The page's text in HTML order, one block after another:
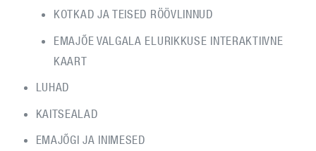
KOTKAD JA TEISED RÖÖVLINNUD
EMAJÕE VALGALA ELURIKKUSE INTERAKTIIVNE
KAART
LUHAD
KAITSEALAD
EMAJÕGI JA INIMESED